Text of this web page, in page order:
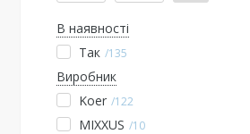
В наявності
Так 135
Виробник
Koer 122
MIXXUS 10